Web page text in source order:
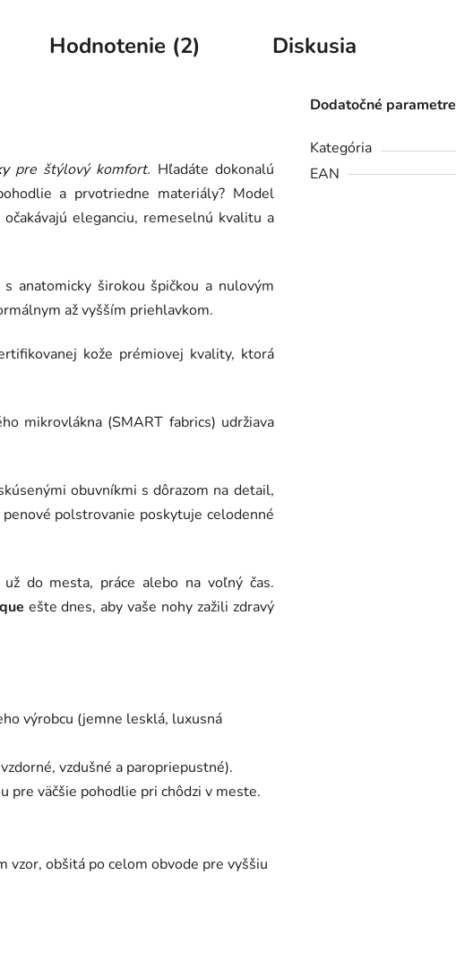
Hodnotenie (2) Diskusia
pre štýlový komfort. Hľadáte dokonalú
a prvotriedne materiály? Model
eleganciu, remeselnú kvalitu a
anatomicky širokou špičkou a nulovým
až vyšším priehlavkom.
kože prémiovej kvality, ktorá
mikrovlákna (SMART fabrics) udržiava
obuvníkmi s dôrazom na detail,
polstrovanie poskytuje celodenné
do mesta, práce alebo na voľný čas.
ešte dnes, aby vaše nohy zažili zdravý
výrobcu (jemne lesklá, luxusná
vzdušné a paropriepustné).
pre väčšie pohodlie pri chôdzi v meste.
obšitá po celom obvode pre vyššiu
Dodatočné parametre
Kategória
EAN